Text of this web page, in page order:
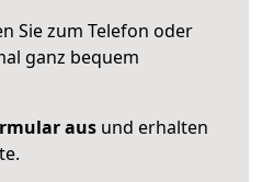
Sie zum Telefon oder
ganz bequem
aus und erhalten